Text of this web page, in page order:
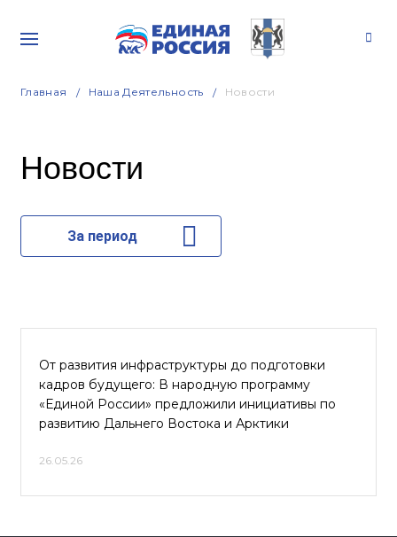
Главная Наша Деятельность Новости
Новости
За период
От развития инфраструктуры до подготовки
кадров будущего: В народную программу
«Единой России» предложили инициативы по
развитию Дальнего Востока и Арктики
26.05.26